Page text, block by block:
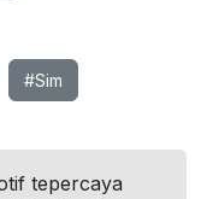
#Sim
tepercaya